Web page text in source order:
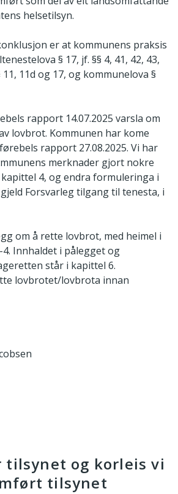
helsetilsyn.
er at kommunens praksis
§ 17, jf. §§ 4, 41, 42, 43,
11d og 17, og kommunelova §
rapport 14.07.2025 varsla om
lovbrot. Kommunen har kome
rapport 27.08.2025. Vi har
merknader gjort nokre
4, og endra formuleringa i
Forsvarleg tilgang til tenesta, i
om å rette lovbrot, med heimel i
Innhaldet i pålegget og
står i kapittel 6.
lovbrotet/lovbrota innan
tilsynet og korleis vi
tilsynet